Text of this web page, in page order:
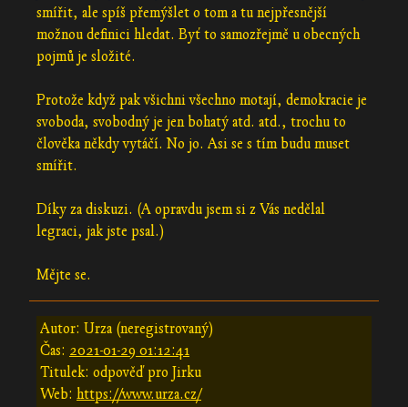
smířit, ale spíš přemýšlet o tom a tu nejpřesnější
možnou definici hledat. Byť to samozřejmě u obecných
pojmů je složité.
Protože když pak všichni všechno motají, demokracie je
svoboda, svobodný je jen bohatý atd. atd., trochu to
člověka někdy vytáčí. No jo. Asi se s tím budu muset
smířit.
Díky za diskuzi. (A opravdu jsem si z Vás nedělal
legraci, jak jste psal.)
Mějte se.
Autor: Urza (neregistrovaný)
Čas: 2021-01-29 01:12:41
Titulek: odpověď pro Jirku
Web: https://www.urza.cz/